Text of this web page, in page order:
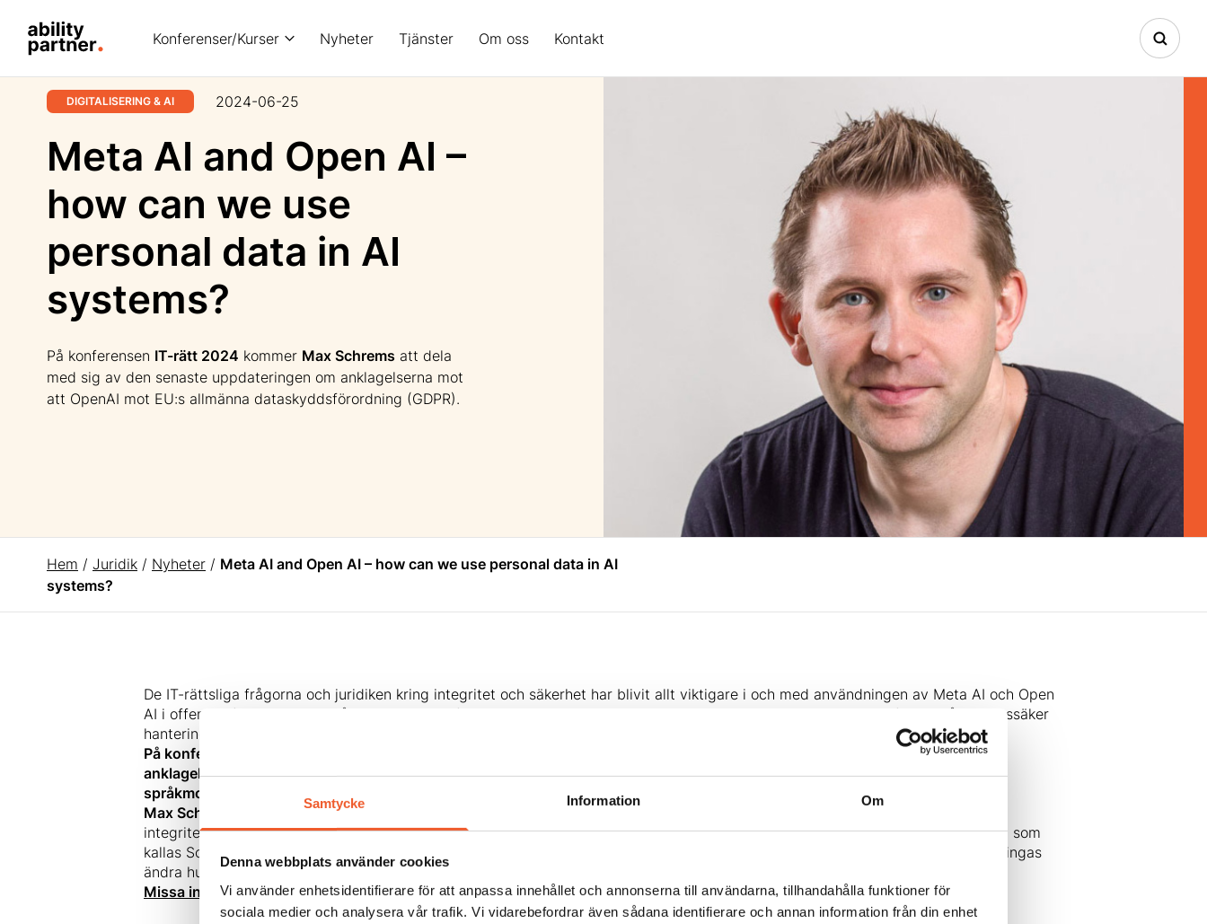
Samtycke Information Om
Denna webbplats använder cookies
Vi använder enhetsidentifierare för att anpassa innehållet och annonserna till användarna, tillhandahålla funktioner för
sociala medier och analysera vår trafik. Vi vidarebefordrar även sådana identifierare och annan information från din enhet
Konferenser/Kurser Nyheter Tjänster Om oss Kontakt
DIGITALISERING & AI 2024-06-25
Meta AI and Open AI –
how can we use
personal data in AI
systems?
På konferensen IT-rätt 2024 kommer Max Schrems att dela
med sig av den senaste uppdateringen om anklagelserna mot
att OpenAI mot EU:s allmänna dataskyddsförordning (GDPR).
Hem / Juridik / Nyheter / Meta AI and Open AI – how can we use personal data in AI
systems?
De IT-rättsliga frågorna och juridiken kring integritet och säkerhet har blivit allt viktigare i och med användningen av Meta AI och Open
AI i offentlig förvaltning. Området styrs av omfattande och växande regleringar och det krävs mycket kunskap för att nå en rättssäker
hantering som garanterar både integritetsskydd och informationssäkerhet.
På konferensen
kommer Max Schrems, Honarary chair, NOYB, att dela med sig av den senaste uppdateringen om
anklagelserna mot att OpenAI har brutit mot EU:s allmänna dataskyddsförordning (GDPR) samt hur man arbetar med stora
språkmodeller på ett rättssäkert sätt.
Max Schrems
är den österrikiska advokaten som blev känd för sin kampanj mot Facebook för brott mot de europeiska
integritetslagarna. Han är en tydlig ledargestalt i arbetet med att säkra internetanvändarnas digitala integritet. Genom domarna som
kallas Schrems I och II har han ändrat användningen av Internet som vi känner det. Det han vill uppnå är att stora företag ska tvingas
ändra hur de behandlar sina användares personuppgifter.
Missa inte konferensen– ta del av viktigt erfarenhetsutbyte för att säkerställa en rättslig hantering av verksamhetens IT!